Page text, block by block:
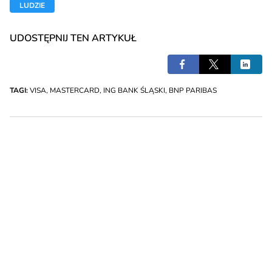
LUDZIE
UDOSTĘPNIJ TEN ARTYKUŁ
TAGI:VISA, MASTERCARD, ING BANK ŚLĄSKI, BNP PARIBAS